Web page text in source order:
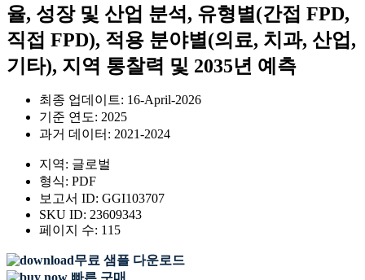
율, 성장 및 산업 분석, 유형별(간접 FPD,
직접 FPD), 적용 분야별(의료, 치과, 산업,
기타), 지역 통찰력 및 2035년 예측
최종 업데이트: 16-April-2026
기준 연도: 2025
과거 데이터: 2021-2024
지역: 글로벌
형식: PDF
보고서 ID: GGI103707
SKU ID: 23609343
페이지 수: 115
무료 샘플 다운로드